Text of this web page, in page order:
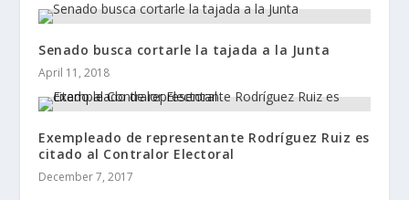
Senado busca cortarle la tajada a la Junta
April 11, 2018
Exempleado de representante Rodríguez Ruiz es
citado al Contralor Electoral
December 7, 2017